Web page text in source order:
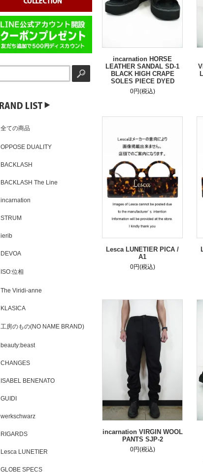
incarnation HORSE
LEATHER SANDAL SD-1
BLACK HIGH CRAPE
SOLES PIECE DYED
0円(税込)
Lesca LUNETIER PICA /
A1
0円(税込)
incarnation VIRGIN WOOL
PANTS SJP-2
0円(税込)
▶️
全ての商品
OPPOSE DUALITY
BACKLASH
BACKLASH The Line
incarnation
STRUM
ierib
DEVOA
ISO:位相
The Viridi-anne
KLASICA
工房のもの(NO NAME BRAND)
beauty:beast
CHANGES
ISABEL BENENATO
GUIDI
werkschwarz
RIGARDS
Lesca LUNETIER
GLOBE SPECS